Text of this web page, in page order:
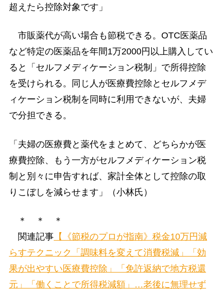
超えたら控除対象です」
市販薬代が高い場合も節税できる。OTC医薬品
など特定の医薬品を年間1万2000円以上購入してい
ると「セルフメディケーション税制」で所得控除
を受けられる。同じ人が医療費控除とセルフメデ
ィケーション税制を同時に利用できないが、夫婦
で分担できる。
「夫婦の医療費と薬代をまとめて、どちらかが医
療費控除、もう一方がセルフメディケーション税
制と別々に申告すれば、家計全体として控除の取
りこぼしを減らせます」（小林氏）
＊ ＊ ＊
関連記事【《節税のプロが指南》税金10万円減
らすテクニック「調味料を変えて消費税減」「効
果が出やすい医療費控除」「免許返納で地方税還
元」「働くことで所得税減額」…老後に無理せず